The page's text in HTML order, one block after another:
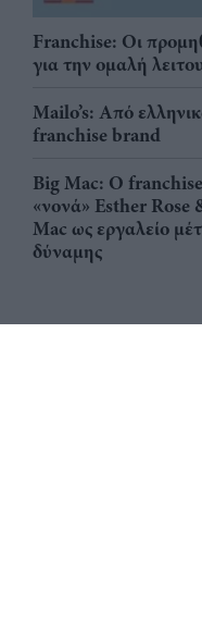
Franchise: Οι
για την ομαλή
Mailo’s: Από
franchise brand
Big Mac: Ο
«νονά» Esther Rose
Mac ως εργαλείο
δύναμης